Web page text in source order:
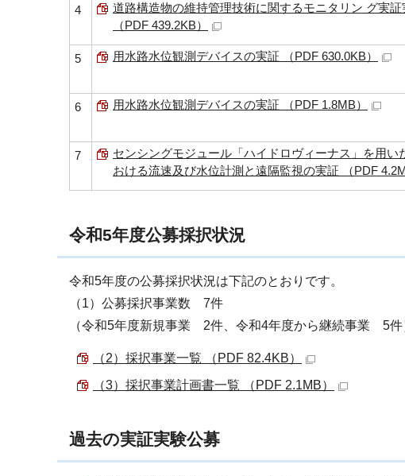
4
道路構造物の維持管理技術に関するモニタリン グ実証
（PDF 439.2KB）
5 用水路水位観測デバイスの実証 （PDF 630.0KB）
6
用水路水位観測デバイスの実証 （PDF 1.8MB）
7
センシングモジュール「ハイドロヴィーナス」を用い
おける流速及び水位計測と遠隔監視の実証 （PDF
令和5年度公募採択状況
令和5年度の公募採択状況は下記のとおりです。
（1）公募採択事業数 7件
（令和5年度新規事業 2件、令和4年度から継続事業 5件
（2）採択事業一覧 （PDF 82.4KB）
（3）採択事業計画書一覧 （PDF 2.1MB）
過去の実証実験公募